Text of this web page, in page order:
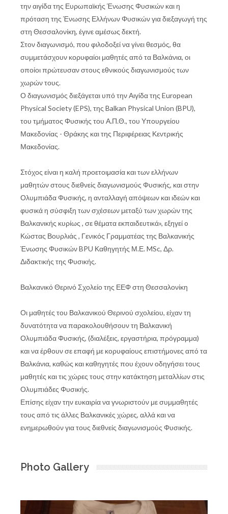
την αιγίδα της Ευρωπαϊκής Ένωσης Φυσικών και η
πρόταση της Ένωσης Ελλήνων Φυσικών για διεξαγωγή της
στη Θεσσαλονίκη, έγινε αμέσως δεκτή.
Στον διαγωνισμό, που φιλοδοξεί να γίνει θεσμός, θα
συμμετάσχουν κορυφαίοι μαθητές από τα Βαλκάνια, οι
οποίοι πρώτευσαν στους εθνικούς διαγωνισμούς των
χωρών τους.
Ο διαγωνισμός διεξάγεται υπό την Αιγίδα της European
Physical Society (EPS), της Balkan Physical Union (BPU),
του τμήματος Φυσικής του Α.Π.Θ., του Υπουργείου
Μακεδονίας - Θράκης και της Περιφέρειας Κεντρικής
Μακεδονίας.
Στόχος είναι η καλή προετοιμασία και των ελλήνων
μαθητών στους διεθνείς διαγωνισμούς Φυσικής, και στην
Ολυμπιάδα Φυσικής, η ανταλλαγή απόψεων και ιδεών και
φυσικά η σύσφιξη των σχέσεων μεταξύ των χωρών της
Βαλκανικής κυρίως , σε θέματα εκπαιδευτικά», εξηγεί o
Κώστας Βουρλιάς , Γενικός Γραμματέας της Βαλκανικής
Ένωσης Φυσικών BPU Καθηγητής Μ.Ε. MSc, Δρ.
Διδακτικής της Φυσικής.
Βαλκανικό Θερινό Σχολείο της ΕΕΦ στη Θεσσαλονίκη
Οι μαθητές του Βαλκανικού Θερινού σχολείου, είχαν τη
δυνατότητα να παρακολουθήσουν τη Βαλκανική
Ολυμπιάδα Φυσικής, (διαλέξεις, εργαστήρια, πρόγραμμα)
και να έρθουν σε επαφή με κορυφαίους επιστήμονες από τα
Βαλκάνια, καθώς και καθηγητές που έχουν οδηγήσει τους
μαθητές και τις χώρες τους στην κατάκτηση μεταλλίων στις
Ολυμπιάδες Φυσικής.
Επίσης είχαν την ευκαιρία να γνωριστούν με συμμαθητές
τους από τις άλλες Βαλκανικές χώρες, αλλά και να
ενημερωθούν για τους διεθνείς διαγωνισμούς Φυσικής.
Photo Gallery